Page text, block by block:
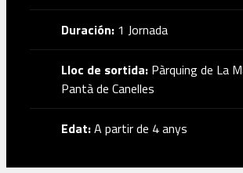
Duración:1 Jornada
Lloc de sortida:Pàrquing de La
Pantà de Canelles
Edat:A partir de 4 anys